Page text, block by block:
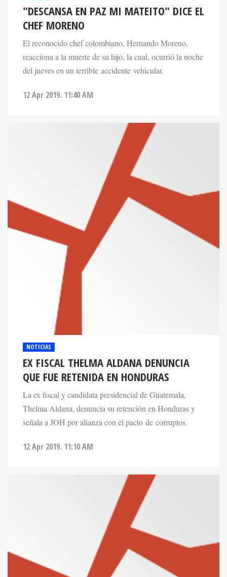
"DESCANSA EN PAZ MI MATEITO" DICE EL
CHEF MORENO
El reconocido chef colombiano, Hernando Moreno,
reacciona a la muerte de su hijo, la cual, ocurrió la noche
del jueves en un terrible accidente vehicular.
12 Apr 2019. 11:40 AM
NOTICIAS
EX FISCAL THELMA ALDANA DENUNCIA
QUE FUE RETENIDA EN HONDURAS
La ex fiscal y candidata presidencial de Guatemala,
Thelma Aldana, denuncia su retención en Honduras y
señala a JOH por alianza con el pacto de corruptos.
12 Apr 2019. 11:10 AM